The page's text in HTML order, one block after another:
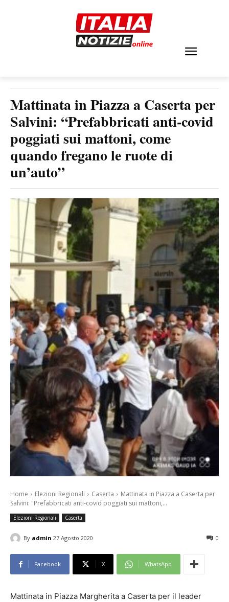
Mattinata in Piazza a Caserta per
Salvini: “Prefabbricati anti-covid
poggiati sui mattoni, come
quando fregano le ruote di
un’auto”
Home Elezioni Regionali Caserta
Mattinata in Piazza a Caserta per
Salvini: "Prefabbricati anti-covid poggiati sui mattoni,...
Elezioni Regionali Caserta
By admin 27 Agosto 2020 0
Facebook X WhatsApp
Mattinata in Piazza Margherita a Caserta per il leader